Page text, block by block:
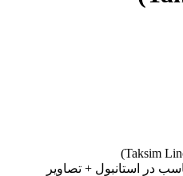
در استانبول + تصاویر